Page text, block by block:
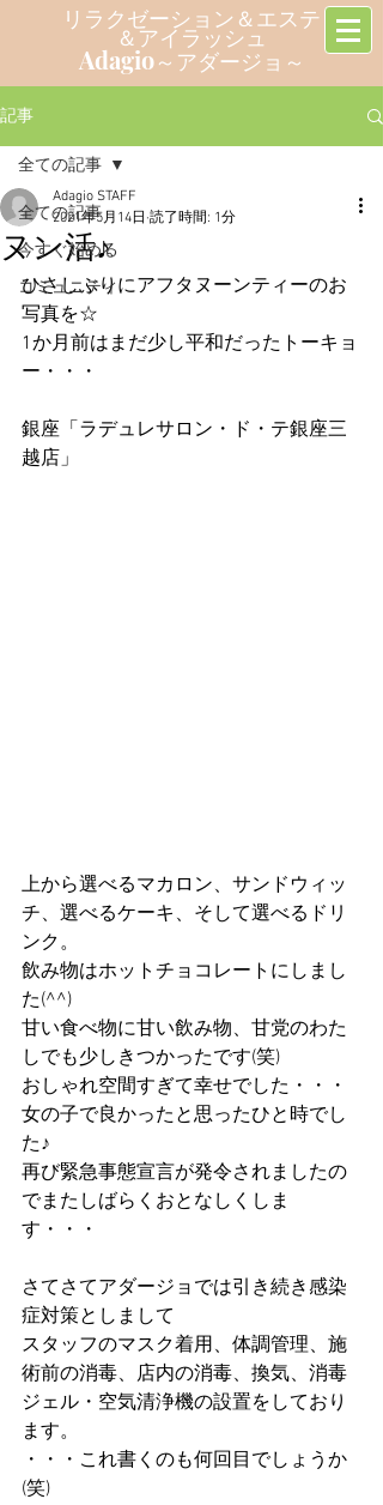
リラクゼーション＆エステ
＆アイラッシュ
Adagio～アダージョ～
記事
全ての記事
今すぐ始める
コミュニティ
全ての記事
ヌン活♪
Adagio STAFF
2021年5月14日 読了時間: 1分
ひさしぶりにアフタヌーンティーのお
写真を☆
1か月前はまだ少し平和だったトーキョ
ー・・・
銀座「ラデュレサロン・ド・テ銀座三
越店」
上から選べるマカロン、サンドウィッ
チ、選べるケーキ、そして選べるドリ
ンク。
飲み物はホットチョコレートにしまし
た(^^)
甘い食べ物に甘い飲み物、甘党のわた
しでも少しきつかったです(笑)
おしゃれ空間すぎて幸せでした・・・
女の子で良かったと思ったひと時でし
た♪
再び緊急事態宣言が発令されましたの
でまたしばらくおとなしくしま
す・・・
さてさてアダージョでは引き続き感染
症対策としまして
スタッフのマスク着用、体調管理、施
術前の消毒、店内の消毒、換気、消毒
ジェル・空気清浄機の設置をしており
ます。
・・・これ書くのも何回目でしょうか
(笑)